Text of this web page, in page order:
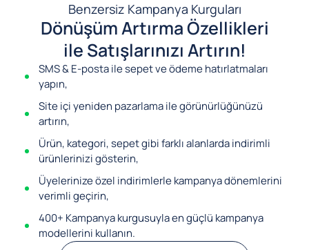
Benzersiz Kampanya Kurguları
Dönüşüm Artırma Özellikleri
ile Satışlarınızı Artırın!
SMS & E-posta ile sepet ve ödeme hatırlatmaları
yapın,
Site içi yeniden pazarlama ile görünürlüğünüzü
artırın,
Ürün, kategori, sepet gibi farklı alanlarda indirimli
ürünlerinizi gösterin,
Üyelerinize özel indirimlerle kampanya dönemlerini
verimli geçirin,
400+ Kampanya kurgusuyla en güçlü kampanya
modellerini kullanın.